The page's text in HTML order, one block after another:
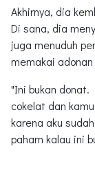
Akhirnya, dia
Di sana, dia
juga menuduh
memakai
"Ini bukan donat.
cokelat dan
karena aku
paham kalau ini